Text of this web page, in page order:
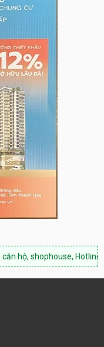
Hotline: